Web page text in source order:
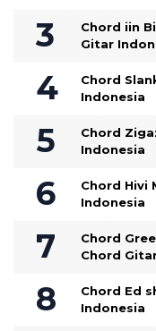
Chord iin
Gitar
Chord
Indonesia
Chord
Indonesia
Chord Hivi
Indonesia
Chord
Chord
Chord Ed
Indonesia